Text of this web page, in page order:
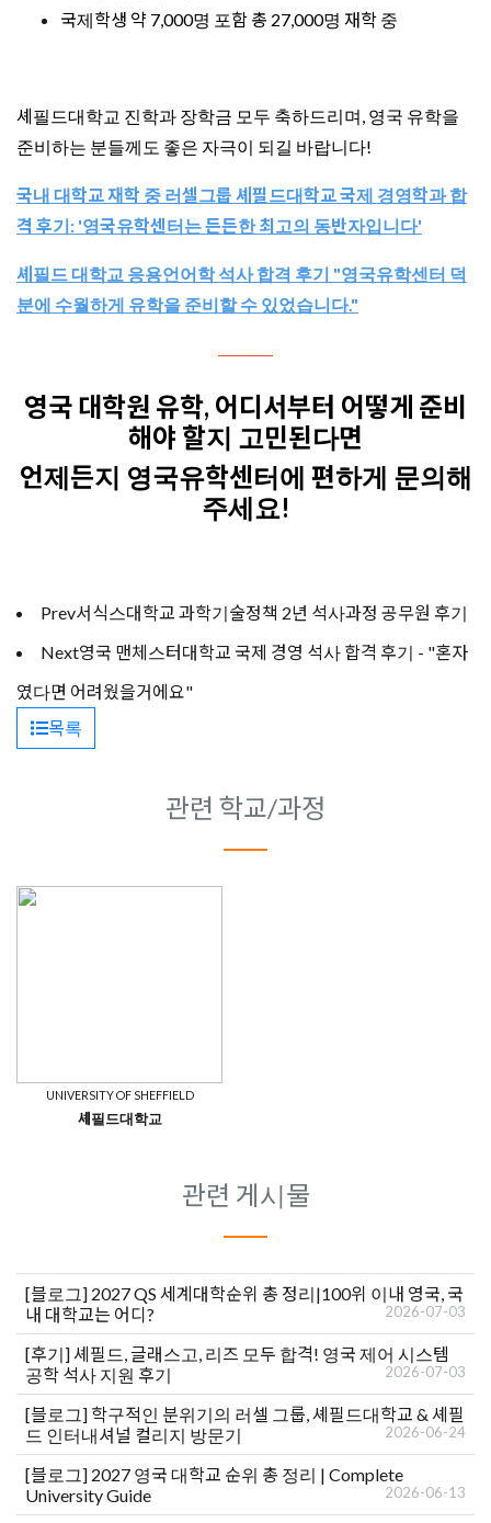
국제학생 약 7,000명 포함 총 27,000명 재학 중
셰필드대학교 진학과 장학금 모두 축하드리며, 영국 유학을
준비하는 분들께도 좋은 자극이 되길 바랍니다!
국내 대학교 재학 중 러셀그룹 셰필드대학교 국제 경영학과 합
격 후기: '영국유학센터는 든든한 최고의 동반자입니다'
셰필드 대학교 응용언어학 석사 합격 후기 "영국유학센터 덕
분에 수월하게 유학을 준비할 수 있었습니다."
영국 대학원 유학, 어디서부터 어떻게 준비
해야 할지 고민된다면
언제든지 영국유학센터에 편하게 문의해
주세요!
Prev서식스대학교 과학기술정책 2년 석사과정 공무원 후기
Next영국 맨체스터대학교 국제 경영 석사 합격 후기 - "혼자
였다면 어려웠을거에요"
목록
관련 학교/과정
UNIVERSITY OF SHEFFIELD
셰필드대학교
관련 게시물
[블로그] 2027 QS 세계대학순위 총 정리|100위 이내 영국, 국
내 대학교는 어디?
2026-07-03
[후기]셰필드, 글래스고, 리즈 모두 합격! 영국 제어 시스템
공학 석사 지원 후기
2026-07-03
[블로그] 학구적인 분위기의 러셀 그룹, 셰필드대학교 & 셰필
드 인터내셔널 컬리지 방문기
2026-06-24
[블로그] 2027 영국 대학교 순위 총 정리 | Complete
University Guide
2026-06-13